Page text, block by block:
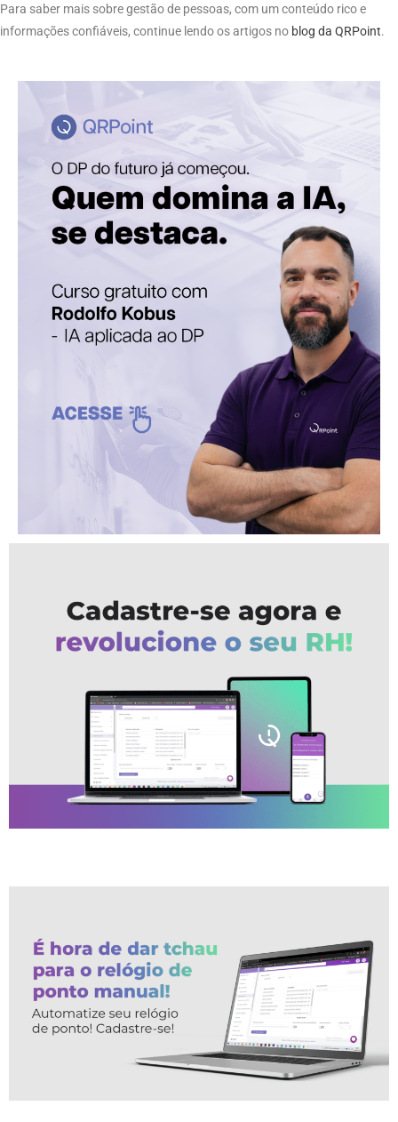
Para saber mais sobre gestão de pessoas, com um conteúdo rico e
informações confiáveis, continue lendo os artigos no blog da QRPoint.